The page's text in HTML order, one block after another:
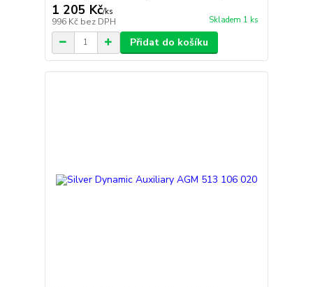
1 205 Kč/ks
996 Kč bez DPH Skladem 1 ks
Přidat do košíku